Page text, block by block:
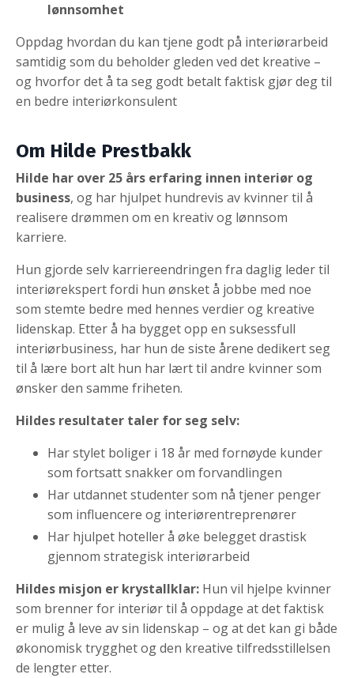
lønnsomhet
Oppdag hvordan du kan tjene godt på interiørarbeid
samtidig som du beholder gleden ved det kreative –
og hvorfor det å ta seg godt betalt faktisk gjør deg til
en bedre interiørkonsulent
Om Hilde Prestbakk
Hilde har over 25 års erfaring innen interiør og
business, og har hjulpet hundrevis av kvinner til å
realisere drømmen om en kreativ og lønnsom
karriere.
Hun gjorde selv karriereendringen fra daglig leder til
interiørekspert fordi hun ønsket å jobbe med noe
som stemte bedre med hennes verdier og kreative
lidenskap. Etter å ha bygget opp en suksessfull
interiørbusiness, har hun de siste årene dedikert seg
til å lære bort alt hun har lært til andre kvinner som
ønsker den samme friheten.
Hildes resultater taler for seg selv:
Har stylet boliger i 18 år med fornøyde kunder
som fortsatt snakker om forvandlingen
Har utdannet studenter som nå tjener penger
som influencere og interiørentreprenører
Har hjulpet hoteller å øke belegget drastisk
gjennom strategisk interiørarbeid
Hildes misjon er krystallklar: Hun vil hjelpe kvinner
som brenner for interiør til å oppdage at det faktisk
er mulig å leve av sin lidenskap – og at det kan gi både
økonomisk trygghet og den kreative tilfredsstillelsen
de lengter etter.